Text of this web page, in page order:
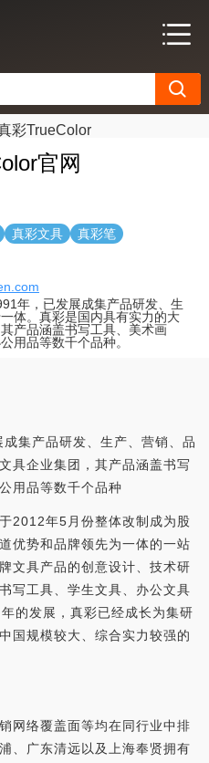
彩TrueColor
官网
真彩文具
真彩笔
年，已发展成集产品研发、生
体。真彩是国内具有实力的大
产品涵盖书写工具、美术画
用品等数千个品种。
集产品研发、生产、营销、品
具企业集团，其产品涵盖书写
用品等数千个品种
2012年5月份整体改制成为股
优势和品牌领先为一体的一站
文具产品的创意设计、技术研
写工具、学生文具、办公文具
的发展，真彩已经成长为集研
国规模较大、综合实力较强的
网络覆盖面等均在同行业中排
、广东清远以及上海奉贤拥有